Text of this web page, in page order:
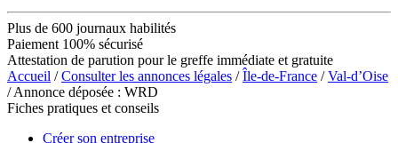
Plus de 600 journaux habilités
Paiement 100% sécurisé
Attestation de parution pour le greffe immédiate et gratuite
Accueil /Consulter les annonces légales /Île-de-France /Val-d’Oise
/ Annonce déposée : WRD
Fiches pratiques et conseils
Créer son entreprise